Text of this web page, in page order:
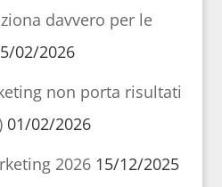
davvero per le
02/2026
non porta risultati
01/02/2026
2026 15/12/2025